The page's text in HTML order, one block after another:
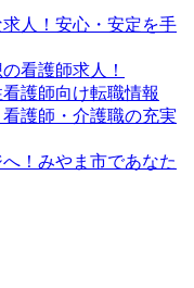
人！安心・安定を手
看護師求人！
護師向け転職情報
護師・介護職の充実
！みやま市であなた